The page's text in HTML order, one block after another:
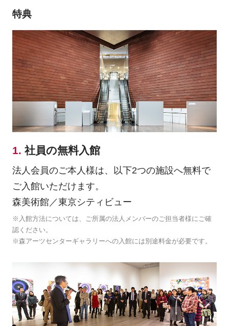
特典
1. 社員の無料入館
法人会員のご本人様は、以下2つの施設へ無料で
ご入館いただけます。
森美術館／東京シティビュー
※入館方法については、ご所属の法人メンバーのご担当者様にご確
認ください。
※森アーツセンターギャラリーへの入館には別途料金が必要です。